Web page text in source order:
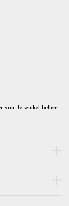
van de winkel bellen: